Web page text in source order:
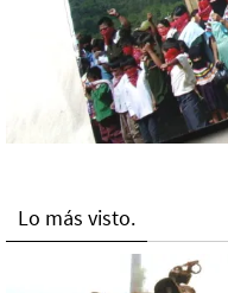
Lo más visto.